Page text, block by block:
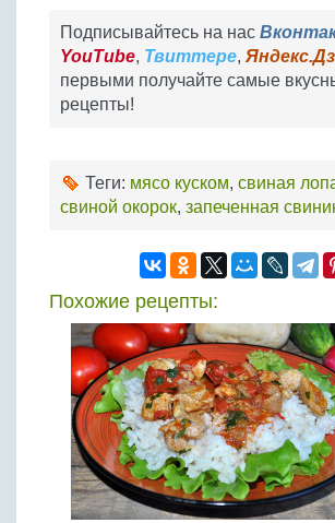
Подписывайтесь на нас
YouTube, Твиттере,
первыми получайте самые
рецепты!
Теги: мясо куском, свиная
свиной окорок, запеченная
Похожие рецепты: